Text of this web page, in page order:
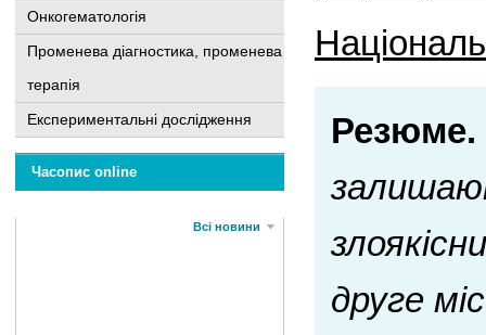
Онкогематологія
Променева діагностика, променева
терапія
Експериментальні дослідження
Часопис online
Всі новини
Резюме.
друге